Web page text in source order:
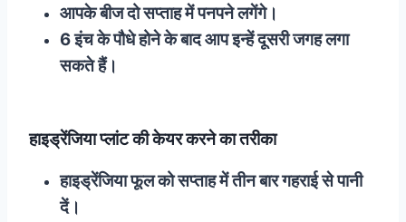
आपके बीज दो सप्ताह में पनपने लगेंगे।
6 इंच के पौधे होने के बाद आप इन्हें दूसरी जगह लगा
सकते हैं।
हाइड्रेंजिया प्लांट की केयर करने का तरीका
हाइड्रेंजिया फूल को सप्ताह में तीन बार गहराई से पानी
दें।